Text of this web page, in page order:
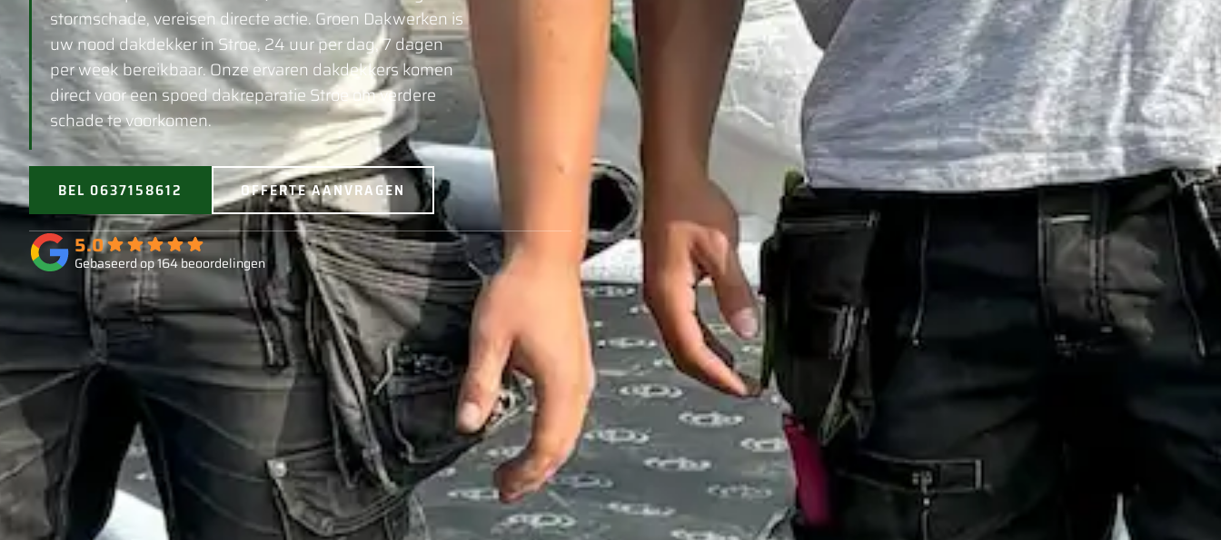
stormschade, vereisen directe actie. Groen Dakwerken is
uw nood dakdekker in Stroe, 24 uur per dag, 7 dagen
per week bereikbaar. Onze ervaren dakdekkers komen
direct voor een spoed dakreparatie Stroe om verdere
schade te voorkomen.
BEL 0637158612 OFFERTE AANVRAGEN
5.0
Gebaseerd op 164 beoordelingen